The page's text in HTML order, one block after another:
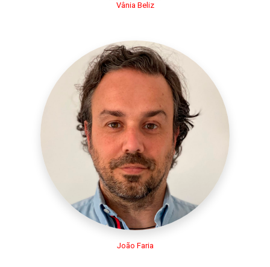
Vânia Beliz
João Faria